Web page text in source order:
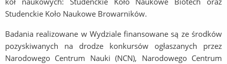
Studenckie Koło Naukowe Browarników.
Badania realizowane w Wydziale finansowane są ze środków
pozyskiwanych na drodze konkursów ogłaszanych przez
Narodowego Centrum Nauki (NCN), Narodowego Centrum